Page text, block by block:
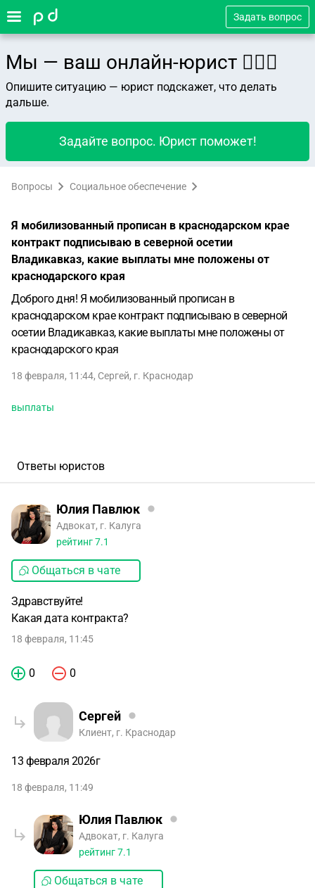
Задать вопрос
Мы — ваш онлайн-юрист 👨🏻‍⚖️
Опишите ситуацию — юрист подскажет, что делать
дальше.
Задайте вопрос. Юрист поможет!
Вопросы Социальное обеспечение
Я мобилизованный прописан в краснодарском крае
контракт подписываю в северной осетии
Владикавказ, какие выплаты мне положены от
краснодарского края
Доброго дня! Я мобилизованный прописан в
краснодарском крае контракт подписываю в северной
осетии Владикавказ, какие выплаты мне положены от
краснодарского края
18 февраля, 11:44, Сергей, г. Краснодар
выплаты
Ответы юристов
Юлия Павлюк
Адвокат, г. Калуга
рейтинг7.1
Общаться в чате
Здравствуйте!
Какая дата контракта?
18 февраля, 11:45
0 0
Сергей
Клиент, г. Краснодар
13 февраля 2026г
18 февраля, 11:49
Юлия Павлюк
Адвокат, г. Калуга
рейтинг7.1
Общаться в чате